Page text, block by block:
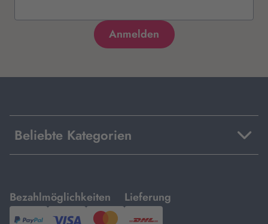
Beliebte Kategorien
Bezahlmöglichkeiten
mit
Lieferung
mit